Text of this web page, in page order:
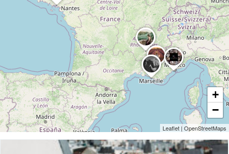
+
−
Leaflet | OpenStreetMaps